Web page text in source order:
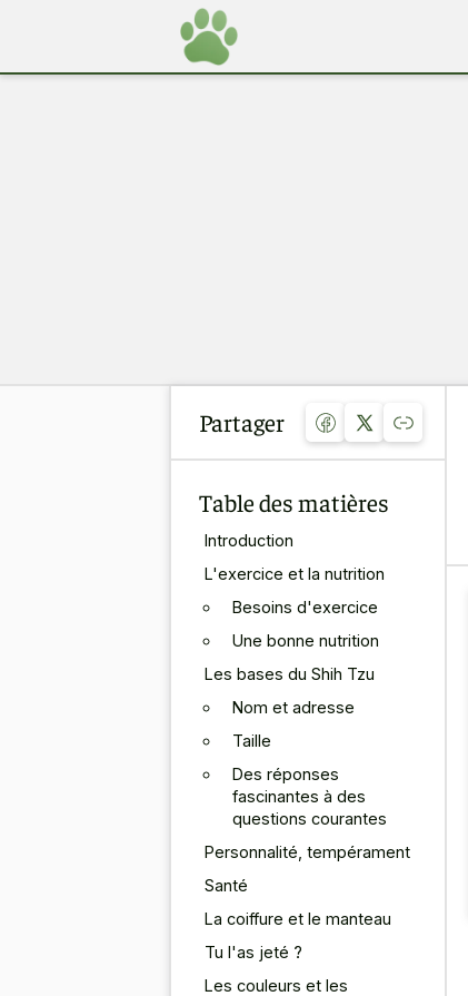
Partager
Table des matières
Introduction
L'exercice et la nutrition
Besoins d'exercice
Une bonne nutrition
Les bases du Shih Tzu
Nom et adresse
Taille
Des réponses
fascinantes à des
questions courantes
Personnalité, tempérament
Santé
La coiffure et le manteau
Tu l'as jeté ?
Les couleurs et les